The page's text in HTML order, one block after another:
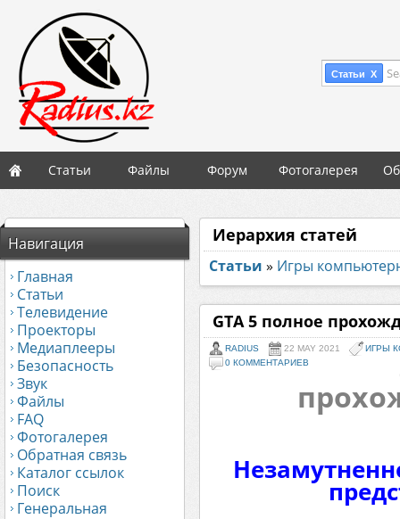
Статьи X
Статьи Файлы Форум Фотогалерея
Навигация
Главная
Статьи
Телевидение
Проекторы
Медиаплееры
Безопасность
Звук
Файлы
FAQ
Фотогалерея
Обратная связь
Каталог ссылок
Поиск
Генеральная
Иерархия статей
Статьи » Игры
GTA 5 полное
RADIUS 22 MAY 2021
ИГРЫ
0 КОММЕНТАРИЕВ